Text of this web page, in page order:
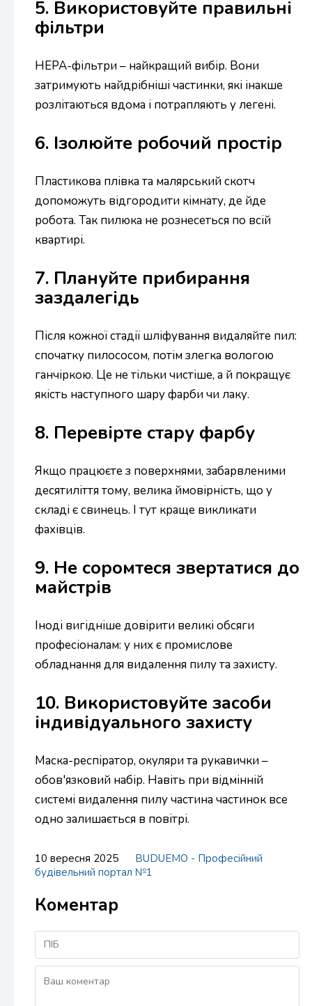
5. Використовуйте правильні
фільтри
HEPA-фільтри – найкращий вибір. Вони
затримують найдрібніші частинки, які інакше
розлітаються вдома і потрапляють у легені.
6. Ізолюйте робочий простір
Пластикова плівка та малярський скотч
допоможуть відгородити кімнату, де йде
робота. Так пилюка не рознесеться по всій
квартирі.
7. Плануйте прибирання
заздалегідь
Після кожної стадії шліфування видаляйте пил:
спочатку пилососом, потім злегка вологою
ганчіркою. Це не тільки чистіше, а й покращує
якість наступного шару фарби чи лаку.
8. Перевірте стару фарбу
Якщо працюєте з поверхнями, забарвленими
десятиліття тому, велика ймовірність, що у
складі є свинець. І тут краще викликати
фахівців.
9. Не соромтеся звертатися до
майстрів
Іноді вигідніше довірити великі обсяги
професіоналам: у них є промислове
обладнання для видалення пилу та захисту.
10. Використовуйте засоби
індивідуального захисту
Маска-респіратор, окуляри та рукавички –
обов'язковий набір. Навіть при відмінній
системі видалення пилу частина частинок все
одно залишається в повітрі.
10 вересня 2025
BUDUEMO - Професійний
будівельний портал №1
Коментар